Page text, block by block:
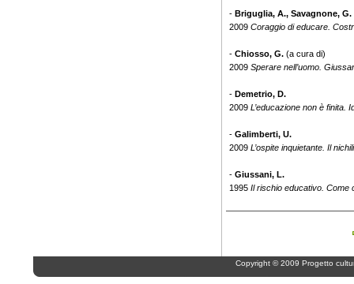
- Briguglia, A., Savagnone, G.
2009 Coraggio di educare.
- Chiosso, G. (a cura di)
2009 Sperare nell’uomo.
- Demetrio, D.
2009 L’educazione non è finita.
- Galimberti, U.
2009 L’ospite inquietante. Il
- Giussani, L.
1995 Il rischio educativo. Come
Copyright © 2009 Progetto